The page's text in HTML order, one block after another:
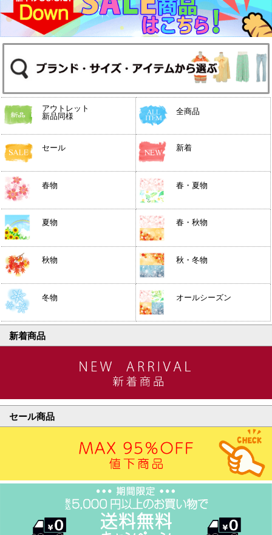
アウトレット
新品同様
全商品
セール 新着
春物 春・夏物
夏物 春・秋物
秋物 秋・冬物
冬物 オールシーズン
新着商品
セール商品